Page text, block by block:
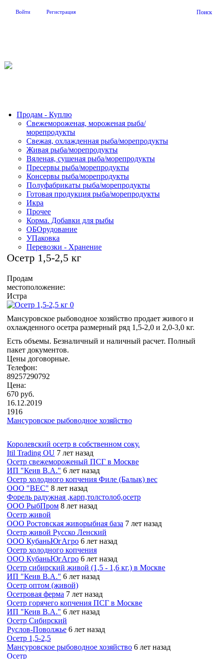
Войти Регистрация Поиск
Продам - Куплю
Свежемороженая, мороженая рыба/
морепродукты
Свежая, охлажденная рыба/морепродукты
Живая рыба/морепродукты
Вяленая, сушеная рыба/морепродукты
Пресервы рыба/морепродукты
Консервы рыба/морепродукты
Полуфабрикаты рыба/морепродукты
Готовая продукция рыба/морепродукты
Икра
Прочее
Корма. Добавки для рыбы
ОБОрудование
УПаковка
Перевозки - Хранение
Осетр 1,5-2,5 кг
Продам
местоположение:
Истра
Мансуровское рыбоводное хозяйство продает живого и
охлажденного осетра размерный ряд 1,5-2,0 и 2,0-3,0 кг.
Есть объемы. Безналичный и наличный расчет. Полный
пакет документов.
Цены договорные.
Телефон:
89257290792
Цена:
670 руб.
16.12.2019
1916
Мансуровское рыбоводное хозяйство
Королевский осетр в собственном соку.
Itil Trading OU 7 лет назад
Осетр свежемороженый ПСГ в Москве
ИП "Кеив В.А." 6 лет назад
Осетр холодного копчения Филе (Балык) вес
ООО "ВЕС" 8 лет назад
Форель радужная ,карп,толстолоб,осетр
ООО РыбПром 8 лет назад
Осетр живой
ООО Ростовская живорыбная база 7 лет назад
Осетр живой Русско Ленский
ООО КубаньЮгАгро 6 лет назад
Осетр холодного копчения
ООО КубаньЮгАгро 6 лет назад
Осетр сибирский живой (1,5 - 1,6 кг.) в Москве
ИП "Кеив В.А." 6 лет назад
Осетр оптом (живой)
Осетровая ферма 7 лет назад
Осетр горячего копчения ПСГ в Москве
ИП "Кеив В.А." 6 лет назад
Осетр Сибирский
Руслов-Поволжье 6 лет назад
Осетр 1,5-2,5
Мансуровское рыбоводное хозяйство 6 лет назад
Осетр